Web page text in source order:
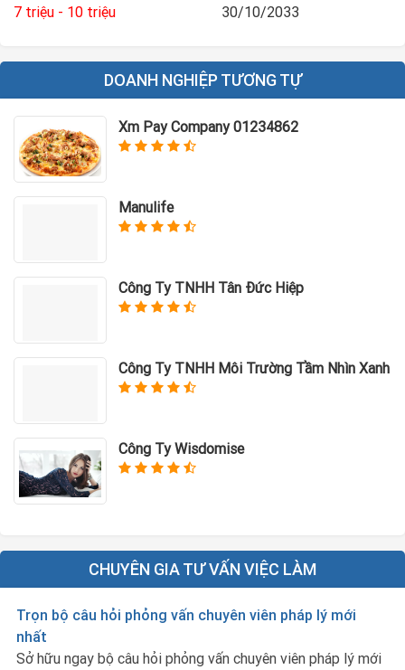
7 triệu - 10 triệu
30/10/2033
DOANH NGHIỆP TƯƠNG TỰ
Xm Pay Company 01234862
Manulife
Công Ty TNHH Tân Đức Hiệp
Công Ty TNHH Môi Trường Tầm Nhìn Xanh
Công Ty Wisdomise
CHUYÊN GIA TƯ VẤN VIỆC LÀM
Trọn bộ câu hỏi phỏng vấn chuyên viên pháp lý mới
nhất
Sở hữu ngay bộ câu hỏi phỏng vấn chuyên viên pháp lý mới